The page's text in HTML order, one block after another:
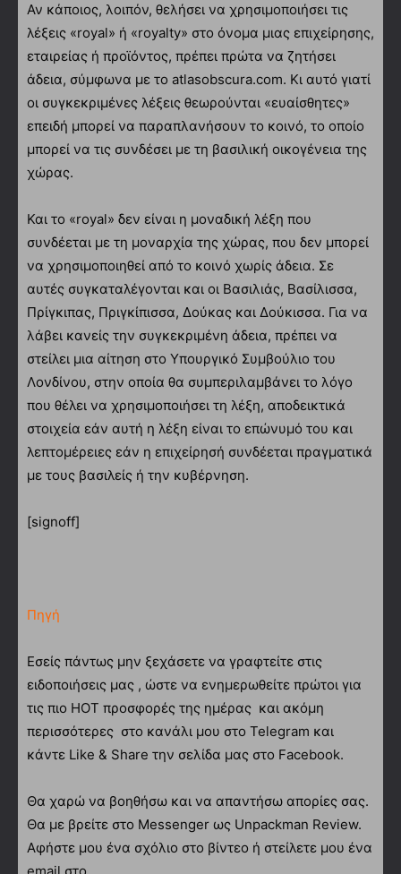
Αν κάποιος, λοιπόν, θελήσει να χρησιμοποιήσει τις
λέξεις «royal» ή «royalty» στο όνομα μιας επιχείρησης,
εταιρείας ή προϊόντος, πρέπει πρώτα να ζητήσει
άδεια, σύμφωνα με το atlasobscura.com. Κι αυτό γιατί
οι συγκεκριμένες λέξεις θεωρούνται «ευαίσθητες»
επειδή μπορεί να παραπλανήσουν το κοινό, το οποίο
μπορεί να τις συνδέσει με τη βασιλική οικογένεια της
χώρας.
Και το «royal» δεν είναι η μοναδική λέξη που
συνδέεται με τη μοναρχία της χώρας, που δεν μπορεί
να χρησιμοποιηθεί από το κοινό χωρίς άδεια. Σε
αυτές συγκαταλέγονται και οι Βασιλιάς, Βασίλισσα,
Πρίγκιπας, Πριγκίπισσα, Δούκας και Δούκισσα. Για να
λάβει κανείς την συγκεκριμένη άδεια, πρέπει να
στείλει μια αίτηση στο Υπουργικό Συμβούλιο του
Λονδίνου, στην οποία θα συμπεριλαμβάνει το λόγο
που θέλει να χρησιμοποιήσει τη λέξη, αποδεικτικά
στοιχεία εάν αυτή η λέξη είναι το επώνυμό του και
λεπτομέρειες εάν η επιχείρησή συνδέεται πραγματικά
με τους βασιλείς ή την κυβέρνηση.
[signoff]
Πηγή
Εσείς πάντως μην ξεχάσετε να γραφτείτε στις
ειδοποιήσεις μας , ώστε να ενημερωθείτε πρώτοι για
τις πιο HOT προσφορές της ημέρας και ακόμη
περισσότερες στο κανάλι μου στο Telegram και
κάντε Like & Share την σελίδα μας στο Facebook.
Θα χαρώ να βοηθήσω και να απαντήσω απορίες σας.
Θα με βρείτε στο Messenger ως Unpackman Review.
Αφήστε μου ένα σχόλιο στο βίντεο ή στείλετε μου ένα